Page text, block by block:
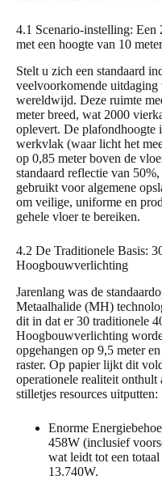
4.1 Scenario-instelling: Een
met een hoogte van 10 meter
Stelt u zich een standaard
veelvoorkomende
wereldwijd. Deze ruimte
meter breed, wat 2000
oplevert. De plafondhoogte
werkvlak (waar licht het
op 0,85 meter boven de
standaard reflectie van
gebruikt voor algemene
om veilige, uniforme en
gehele vloer te bereiken.
4.2 De Traditionele Basis:
Hoogbouwverlichting
Jarenlang was de
Metaalhalide (MH)
dit in dat er 30 traditionele
Hoogbouwverlichting
opgehangen op 9,5 meter
raster. Op papier lijkt dit
operationele realiteit onthult
stilletjes resources uitputten:
Enorme
458W (inclusief
wat leidt tot een
13.740W.